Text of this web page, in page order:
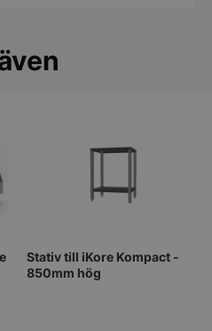
Stativ till iKore Kompact -
850mm hög
Google